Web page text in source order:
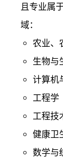
且专业属
域：
农业、
生物与
计算机
工程学
工程技
健康卫
数学与